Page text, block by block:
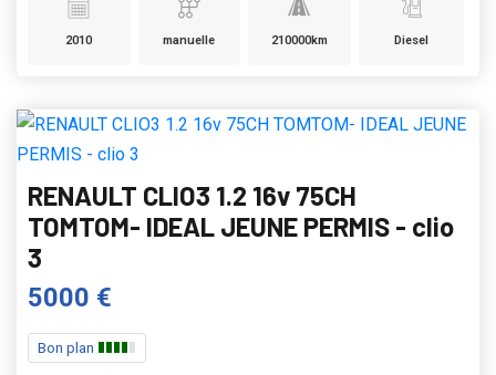
2010 manuelle 210000km Diesel
RENAULT CLIO3 1.2 16v 75CH
TOMTOM- IDEAL JEUNE PERMIS - clio
3
5000 €
Bon plan